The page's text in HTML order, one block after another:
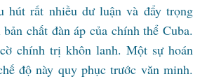
hút rất nhiều dư luận và đẩy trọng
chất đàn áp của chính thể Cuba.
chính trị khôn lanh. Một sự hoán
độ này quy phục trước văn minh.